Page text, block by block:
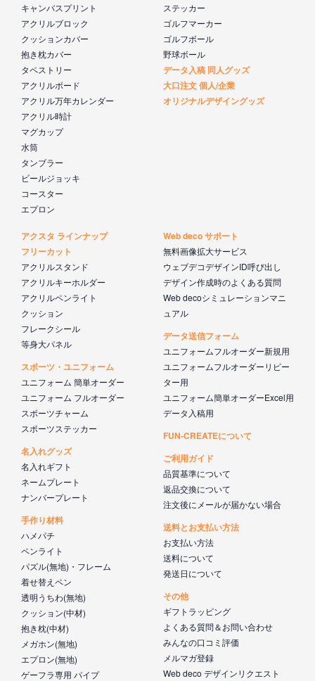
キャンバスプリント
アクリルブロック
クッションカバー
抱き枕カバー
タペストリー
アクリルボード
アクリル万年カレンダー
アクリル時計
マグカップ
水筒
タンブラー
ビールジョッキ
コースター
エプロン
ステッカー
ゴルフマーカー
ゴルフボール
野球ボール
データ入稿 同人グッズ
大口注文 個人/企業
オリジナルデザイングッズ
アクスタ ラインナップ
フリーカット
アクリルスタンド
アクリルキーホルダー
アクリルペンライト
クッション
フレークシール
等身大パネル
スポーツ・ユニフォーム
ユニフォーム 簡単オーダー
ユニフォーム フルオーダー
スポーツチャーム
スポーツステッカー
名入れグッズ
名入れギフト
ネームプレート
ナンバープレート
手作り材料
ハメパチ
ペンライト
パズル(無地)・フレーム
着せ替えペン
透明うちわ(無地)
クッション(中材)
抱き枕(中材)
メガホン(無地)
エプロン(無地)
ゲーフラ専用 パイプ
Web deco サポート
無料画像拡大サービス
ウェブデコデザインID呼び出し
デザイン作成時のよくある質問
Web decoシミュレーションマニ
ュアル
データ送信フォーム
ユニフォームフルオーダー新規用
ユニフォームフルオーダーリピー
ター用
ユニフォーム簡単オーダーExcel用
データ入稿用
FUN-CREATEについて
ご利用ガイド
品質基準について
返品交換について
注文後にメールが届かない場合
送料とお支払い方法
お支払い方法
送料について
発送日について
その他
ギフトラッピング
よくある質問＆お問い合わせ
みんなの口コミ評価
メルマガ登録
Web deco デザインリクエスト